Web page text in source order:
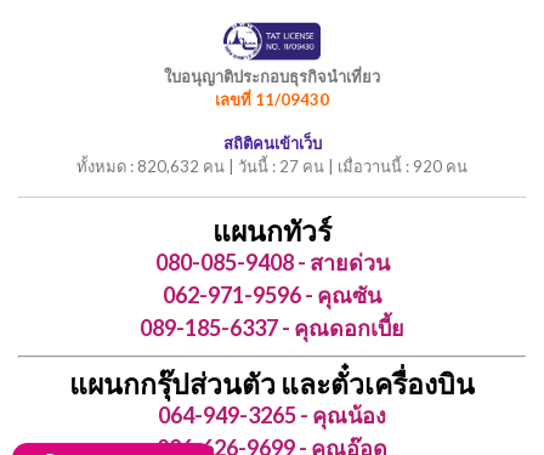
ใบอนุญาติประกอบธุรกิจนำเที่ยว
เลขที่ 11/09430
สถิติคนเข้าเว็บ
ทั้งหมด : 820,632 คน | วันนี้ : 27 คน | เมื่อวานนี้ : 920 คน
แผนกทัวร์
080-085-9408 - สายด่วน
062-971-9596 - คุณซัน
089-185-6337 - คุณดอกเบี้ย
แผนกกรุ๊ปส่วนตัว และตั๋วเครื่องบิน
064-949-3265 - คุณน้อง
086-626-9699 - คุณอ๊อด